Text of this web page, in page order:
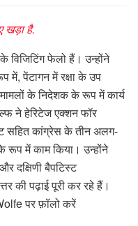
खड़ा है.
विजिटिंग फेलो हैं। उन्होंने
में, पेंटागन में रक्षा के उप
के निदेशक के रूप में कार्य
ने हेरिटेज एक्शन फॉर
सहित कांग्रेस के तीन अलग-
रूप में काम किया। उन्होंने
दक्षिणी बैपटिस्ट
की पढ़ाई पूरी कर रहे हैं।
पर फ़ॉलो करें